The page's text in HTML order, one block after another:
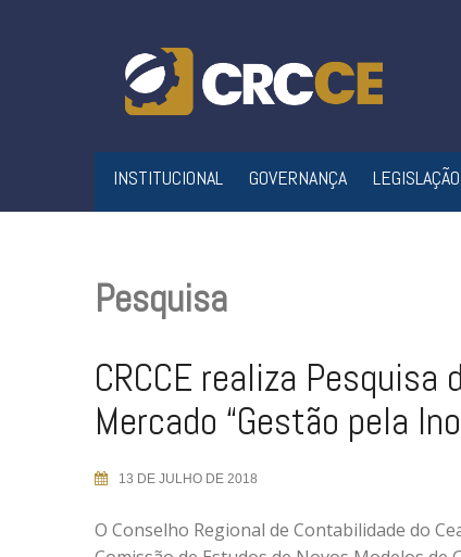
INSTITUCIONAL GOVERNANÇA LEGISLAÇÃO
Pesquisa
CRCCE realiza Pesquisa
Mercado “Gestão pela
13 DE JULHO DE 2018
O Conselho Regional de Contabilidade do